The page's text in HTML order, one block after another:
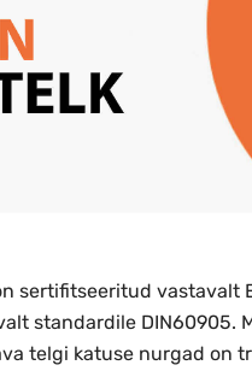
sertifitseeritud
standardile DIN60905.
telgi katuse nurgad on